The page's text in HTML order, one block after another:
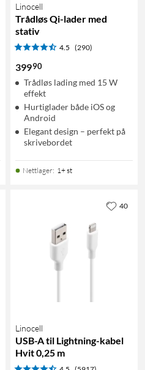
Linocell
Trådløs Qi-lader med
stativ
4.5 (290)
39990
Trådløs lading med 15 W
effekt
Hurtiglader både iOS og
Android
Elegant design – perfekt på
skrivebordet
Nettlager: 1+ st
Linocell
USB-A til Lightning-kabel
Hvit 0,25 m
40